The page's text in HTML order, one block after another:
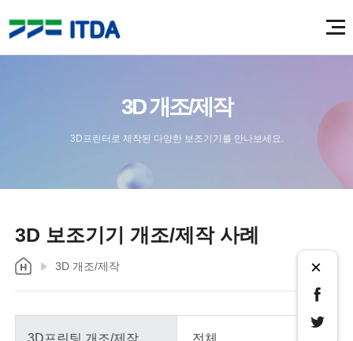
3D 개조/제작
3D프린터로 제작된 다양한 보조기기를 만나보세요.
3D 보조기기 개조/제작 사례
3D 개조/제작 ×